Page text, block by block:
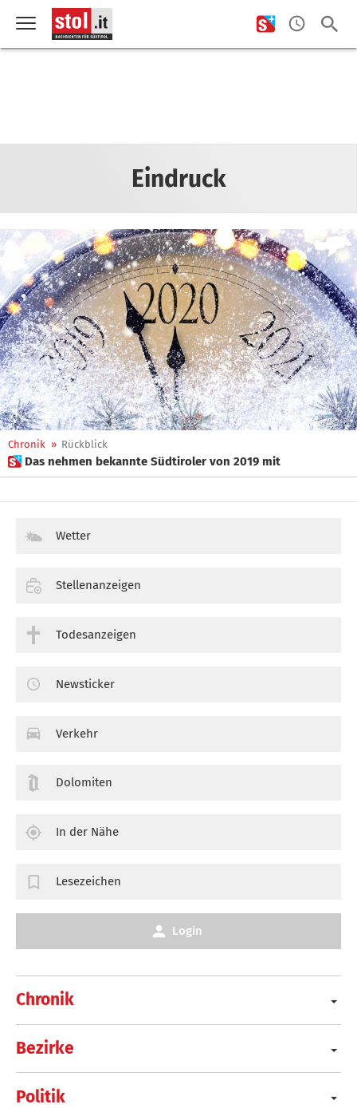
Eindruck
Chronik » Rückblick
 Das nehmen bekannte Südtiroler von 2019 mit
Chronik
Bezirke
Politik
Wetter
Stellenanzeigen
Todesanzeigen
Newsticker
Verkehr
Dolomiten
In der Nähe
Lesezeichen
Login